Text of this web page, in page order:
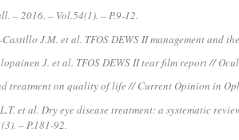
– 2016. – Vol.54(1). – P.9-12.
J.M. et al. TFOS DEWS II management and
J. et al. TFOS DEWS II tear film report //
treatment on quality of life // Current Opinion in
et al. Dry eye disease treatment: a systematic
– P.181-92.